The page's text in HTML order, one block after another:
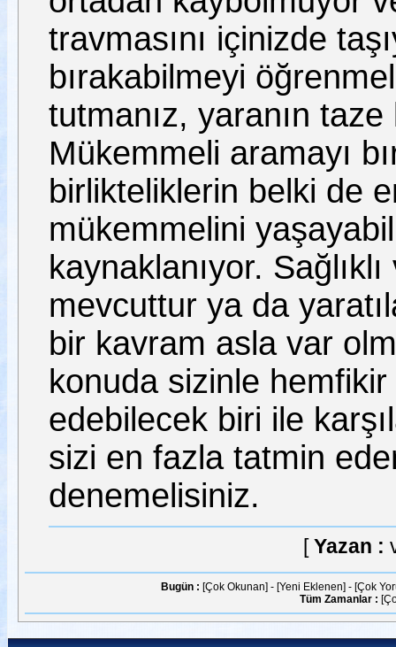
travmasını içinizde
bırakabilmeyi
tutmanız, yaranın
Mükemmeli aramayı
birlikteliklerin belki de
mükemmelini
kaynaklanıyor.
mevcuttur ya da
bir kavram asla var
konuda sizinle
edebilecek biri ile
sizi en fazla tatmin
denemelisiniz.
[Yazan :
Bugün : [Çok Okunan] - [Yeni Eklenen] - [Çok
Tüm Zamanlar :